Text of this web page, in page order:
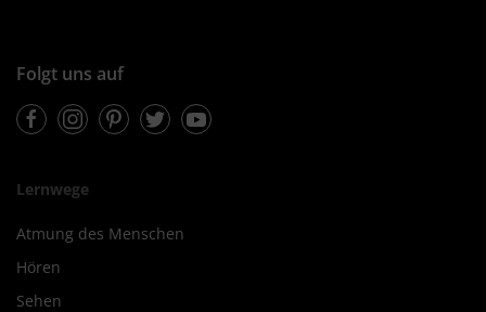
Folgt uns auf
FacebookInstagramPinterestTwitterYoutube
Lernwege
Atmung des Menschen
Hören
Sehen